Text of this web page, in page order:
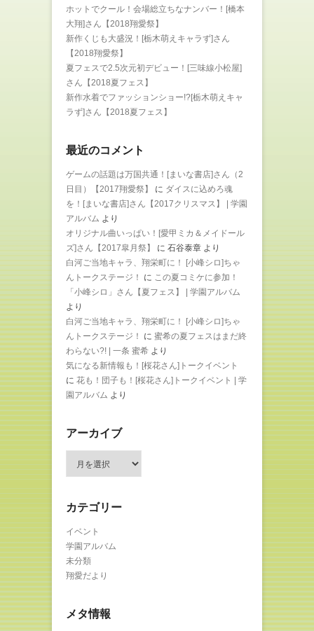
ホットでクール！会場総立ちなナンバー！[橋本
大翔]さん【2018翔愛祭】
新作くじも大盛況！[栃木萌えキャラず]さん
【2018翔愛祭】
夏フェスで2.5次元初デビュー！[三味線小松屋]
さん【2018夏フェス】
新作水着でファッションショー!?[栃木萌えキャ
ラず]さん【2018夏フェス】
最近のコメント
ゲームの話題は万国共通！[まいな書店]さん（2
日目）【2017翔愛祭】
に ダイスに込めろ魂
を！[まいな書店]さん【2017クリスマス】 | 学園
アルバム より
オリジナル曲いっぱい！[愛甲ミカ＆メイドール
ズ]さん【2017皐月祭】
に 石谷泰章 より
白河ご当地キャラ、翔栄町に！ [小峰シロ]ちゃ
んトークステージ！
に この夏コミケに参加！
「小峰シロ」さん【夏フェス】 | 学園アルバム
より
白河ご当地キャラ、翔栄町に！ [小峰シロ]ちゃ
んトークステージ！
に 蜜希の夏フェスはまだ終
わらない?! | 一条 蜜希 より
気になる新情報も！[桜花さん]トークイベント
に 花も！団子も！[桜花さん]トークイベント | 学
園アルバム より
アーカイブ
イ
ブ
カテゴリー
イベント
学園アルバム
未分類
翔愛だより
メタ情報